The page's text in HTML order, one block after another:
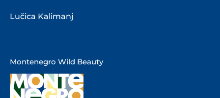
Lučica Kalimanj
Montenegro Wild Beauty